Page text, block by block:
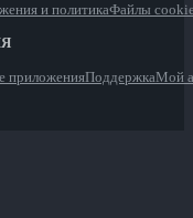
и политикаФайлы
приложенияПоддержкаМой